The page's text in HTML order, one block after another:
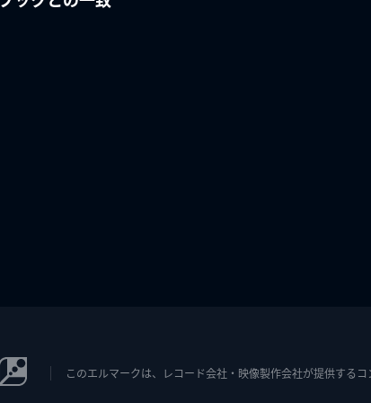
このエルマークは、レコード会社・映像製作会社が提供する